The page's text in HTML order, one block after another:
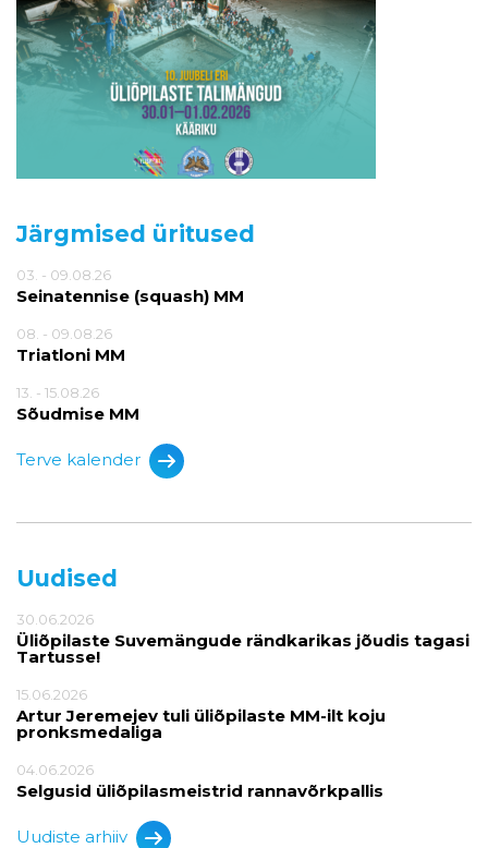
Järgmised üritused
03. - 09.08.26
Seinatennise (squash) MM
08. - 09.08.26
Triatloni MM
13. - 15.08.26
Sõudmise MM
Terve kalender
Uudised
30.06.2026
Üliõpilaste Suvemängude rändkarikas jõudis tagasi
Tartusse!
15.06.2026
Artur Jeremejev tuli üliõpilaste MM-ilt koju
pronksmedaliga
04.06.2026
Selgusid üliõpilasmeistrid rannavõrkpallis
Uudiste arhiiv